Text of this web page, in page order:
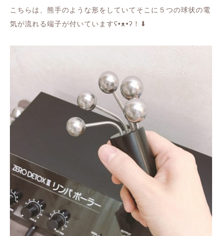
こちらは、熊手のような形をしていてそこに５つの球状の電
気が流れる端子が付いていますʕ•ᴥ•ʔ！⬇︎